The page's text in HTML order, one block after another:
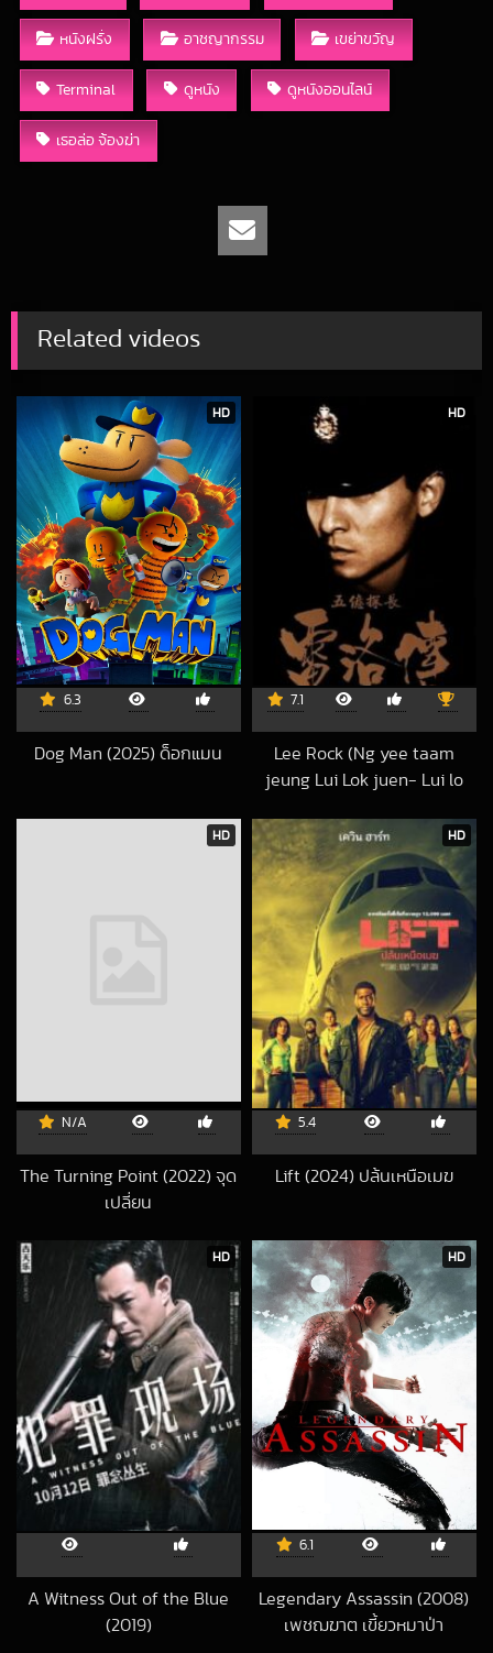
หนังฝรั่ง อาชญากรรม เขย่าขวัญ
Terminal ดูหนัง ดูหนังออนไลน์
เธอล่อ จ้องฆ่า
Related videos
HD
6.3
Dog Man (2025) ด็อกแมน
HD
7.1
Lee Rock (Ng yee taam
jeung Lui Lok juen- Lui lo
2020-11-28 UTC
HD
N/A
The Turning Point (2022) จุด
เปลี่ยน
HD
5.4
Lift (2024) ปล้นเหนือเมฆ
HD
A Witness Out of the Blue
(2019)
HD
6.1
Legendary Assassin (2008)
เพชฌฆาต เขี้ยวหมาป่า